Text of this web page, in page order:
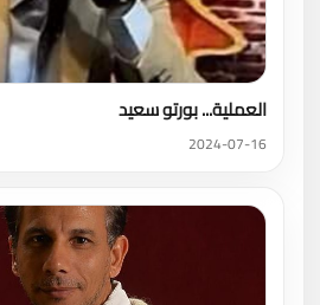
العملية... بورتو سعيد
2024-07-16